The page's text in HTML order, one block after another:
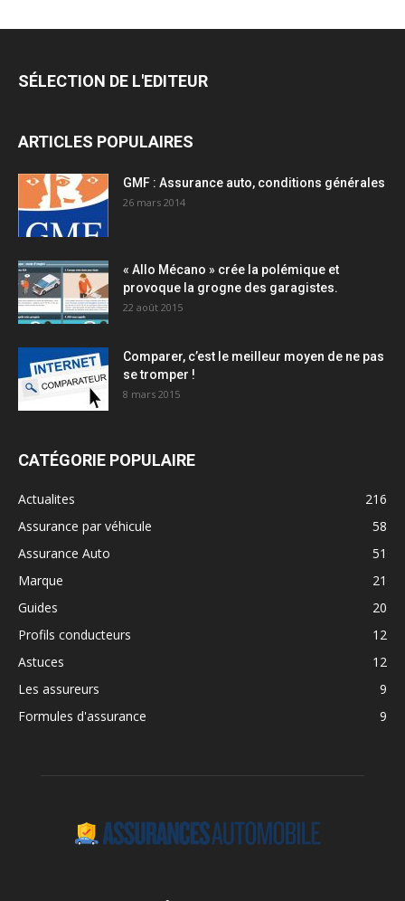
SÉLECTION DE L'EDITEUR
ARTICLES POPULAIRES
GMF : Assurance auto, conditions générales
26 mars 2014
« Allo Mécano » crée la polémique et
provoque la grogne des garagistes.
22 août 2015
Comparer, c’est le meilleur moyen de ne pas
se tromper !
8 mars 2015
CATÉGORIE POPULAIRE
Actualites
216
Assurance par véhicule
58
Assurance Auto
51
Marque
21
Guides
20
Profils conducteurs
12
Astuces
12
Les assureurs
9
Formules d'assurance
9